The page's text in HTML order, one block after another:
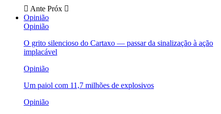
Ante Próx
Opinião
Opinião
O grito silencioso do Cartaxo — passar da sinalização à ação
implacável
Opinião
Um paiol com 11,7 milhões de explosivos
Opinião